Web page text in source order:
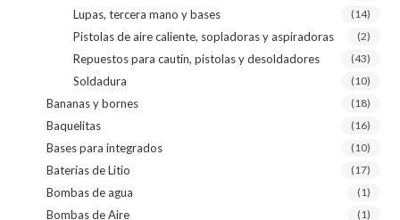
Lupas, tercera mano y bases (14)
Pistolas de aire caliente, sopladoras y aspiradoras (2)
Repuestos para cautín, pistolas y desoldadores (43)
Soldadura (10)
Bananas y bornes (18)
Baquelitas (16)
Bases para integrados (10)
Baterías de Litio (17)
Bombas de agua (1)
Bombas de Aire (1)